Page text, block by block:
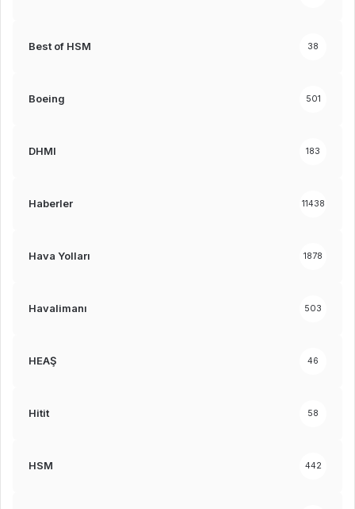
Best of HSM 38
Boeing 501
DHMI 183
Haberler 11438
Hava Yolları 1878
Havalimanı 503
HEAŞ 46
Hitit 58
HSM 442